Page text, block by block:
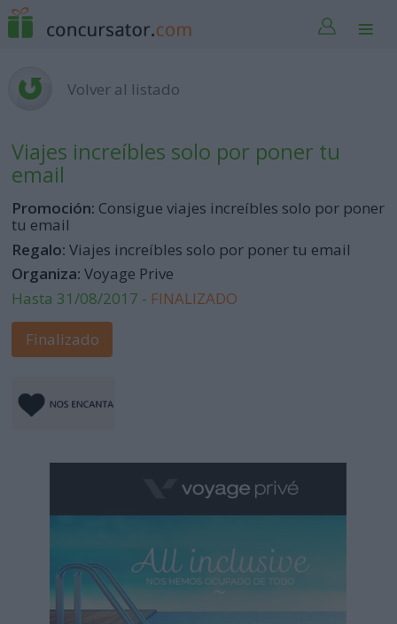
Volver al listado
Viajes increíbles solo por poner tu
email
Promoción: Consigue viajes increíbles solo por poner
tu email
Regalo: Viajes increíbles solo por poner tu email
Organiza: Voyage Prive
Hasta 31/08/2017 - FINALIZADO
Finalizado